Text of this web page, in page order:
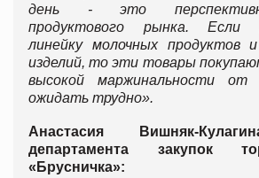
день - это
продуктового рынка. Если
линейку молочных продуктов
изделий, то эти товары
высокой маржинальности от
ожидать трудно».
Анастасия Вишняк-
департамента закупок
«Брусничка»: